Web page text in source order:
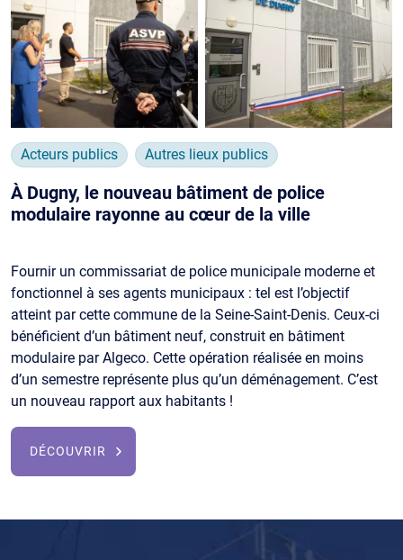
Acteurs publics Autres lieux publics
À Dugny, le nouveau bâtiment de police
modulaire rayonne au cœur de la ville
Fournir un commissariat de police municipale moderne et
fonctionnel à ses agents municipaux : tel est l’objectif
atteint par cette commune de la Seine-Saint-Denis. Ceux-ci
bénéficient d’un bâtiment neuf, construit en bâtiment
modulaire par Algeco. Cette opération réalisée en moins
d’un semestre représente plus qu’un déménagement. C’est
un nouveau rapport aux habitants !
DÉCOUVRIR